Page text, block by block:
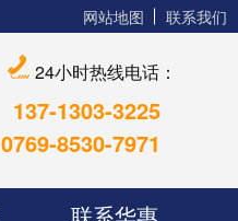
网站地图 联系我们
24小时热线电话：
137-1303-3225
0769-8530-7971